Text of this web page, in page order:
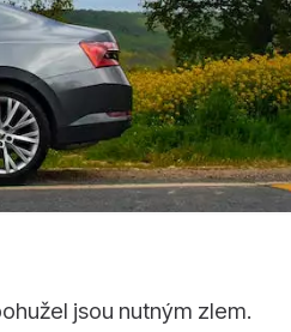
jsou nutným zlem.